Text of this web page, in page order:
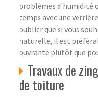
problèmes d'humidité
temps avec une
oublier que si vous
naturelle, il est
ouvrante plutôt que
Travaux de
de toiture